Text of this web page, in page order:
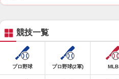
競技一覧
プロ野球 プロ野球(2軍) MLB